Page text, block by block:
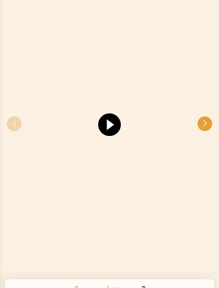
Vui lòng điền đầy đủ các thông tin sau